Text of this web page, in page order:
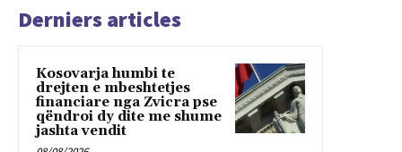
Derniers articles
Kosovarja humbi te
drejten e mbeshtetjes
financiare nga Zvicra pse
qëndroi dy dite me shume
jashta vendit